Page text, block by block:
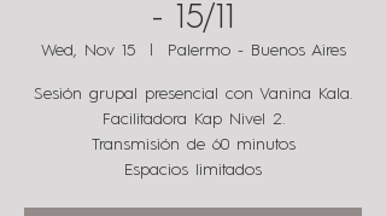
- 15/11
Wed, Nov 15
  |
Palermo - Buenos Aires
Sesión grupal presencial con Vanina Kala.
Facilitadora Kap Nivel 2.
Transmisión de 60 minutos
Espacios limitados